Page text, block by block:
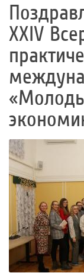
XXIV